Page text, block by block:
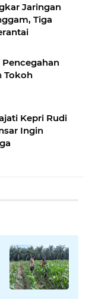
Jaringan
Tiga
Pencegahan
Tokoh
Kepri Rudi
Ingin